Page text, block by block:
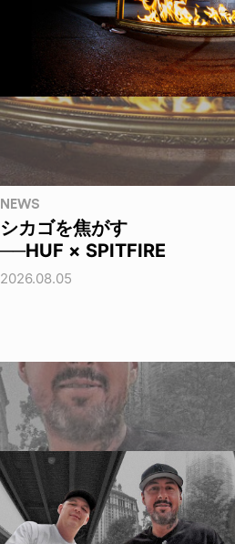
NEWS
シカゴを焦がす
──HUF × SPITFIRE
2026.08.05